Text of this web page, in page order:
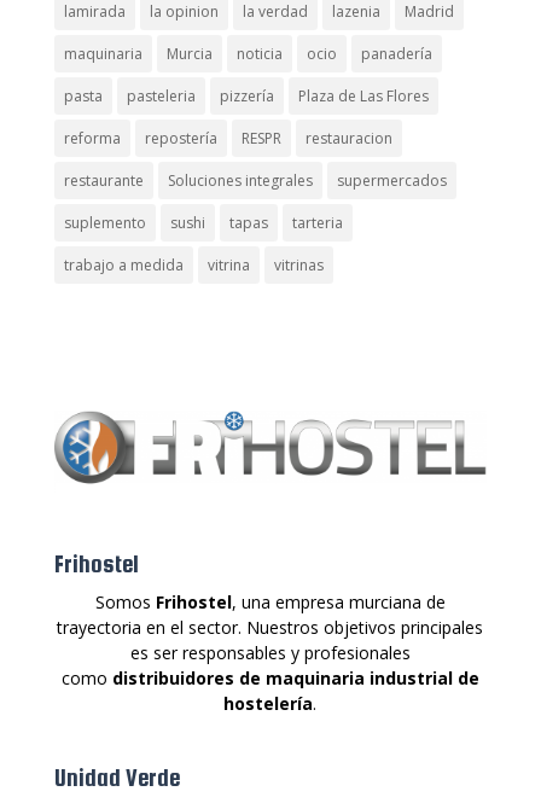
lamirada la opinion la verdad lazenia Madrid
maquinaria Murcia noticia ocio panadería
pasta pasteleria pizzería Plaza de Las Flores
reforma repostería RESPR restauracion
restaurante Soluciones integrales supermercados
suplemento sushi tapas tarteria
trabajo a medida vitrina vitrinas
Frihostel
Somos Frihostel, una empresa murciana de
trayectoria en el sector. Nuestros objetivos principales
es ser responsables y profesionales
como distribuidores de maquinaria industrial de
hostelería.
Unidad Verde